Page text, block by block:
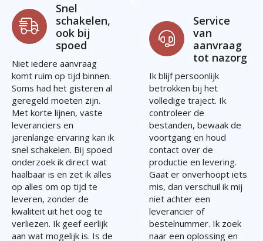
Snel
schakelen,
ook bij
spoed
Niet iedere aanvraag
komt ruim op tijd binnen.
Soms had het gisteren al
geregeld moeten zijn.
Met korte lijnen, vaste
leveranciers en
jarenlange ervaring kan ik
snel schakelen. Bij spoed
onderzoek ik direct wat
haalbaar is en zet ik alles
op alles om op tijd te
leveren, zonder de
kwaliteit uit het oog te
verliezen. Ik geef eerlijk
aan wat mogelijk is. Is de
Service
van
aanvraag
tot nazorg
Ik blijf persoonlijk
betrokken bij het
volledige traject. Ik
controleer de
bestanden, bewaak de
voortgang en houd
contact over de
productie en levering.
Gaat er onverhoopt iets
mis, dan verschuil ik mij
niet achter een
leverancier of
bestelnummer. Ik zoek
naar een oplossing en